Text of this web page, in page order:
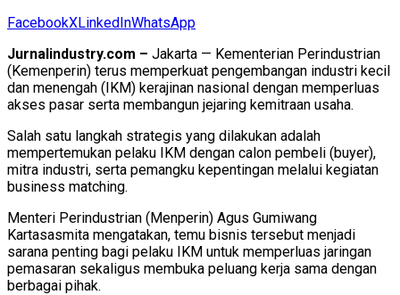
FacebookXLinkedInWhatsApp
Jurnalindustry.com – Jakarta — Kementerian Perindustrian
(Kemenperin) terus memperkuat pengembangan industri kecil
dan menengah (IKM) kerajinan nasional dengan memperluas
akses pasar serta membangun jejaring kemitraan usaha.
Salah satu langkah strategis yang dilakukan adalah
mempertemukan pelaku IKM dengan calon pembeli (buyer),
mitra industri, serta pemangku kepentingan melalui kegiatan
business matching.
Menteri Perindustrian (Menperin) Agus Gumiwang
Kartasasmita mengatakan, temu bisnis tersebut menjadi
sarana penting bagi pelaku IKM untuk memperluas jaringan
pemasaran sekaligus membuka peluang kerja sama dengan
berbagai pihak.